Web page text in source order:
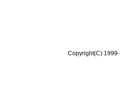
Copyright(C)